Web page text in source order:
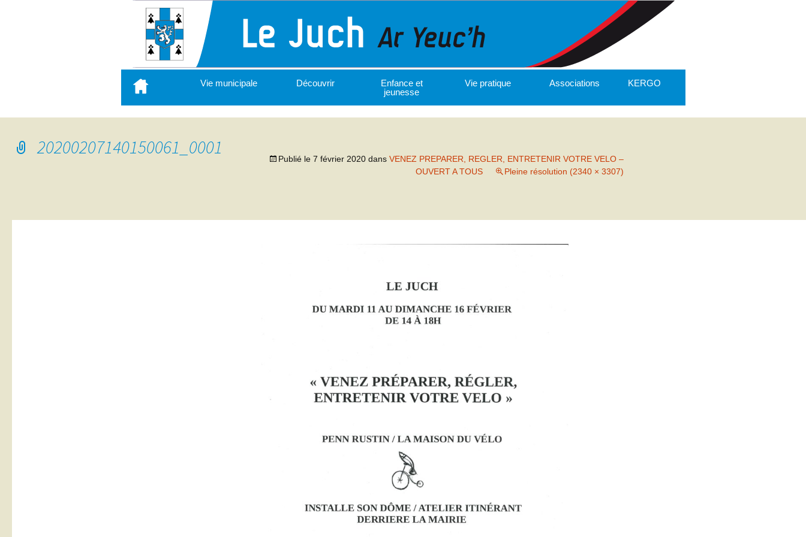
contenu
principal
Vie municipale Découvrir
Enfance et
jeunesse
Vie pratique Associations KERGO
20200207140150061_0001
Publié le 7 février 2020 dans VENEZ PREPARER, REGLER, ENTRETENIR VOTRE VELO –
OUVERT A TOUS
Pleine résolution (2340 × 3307)